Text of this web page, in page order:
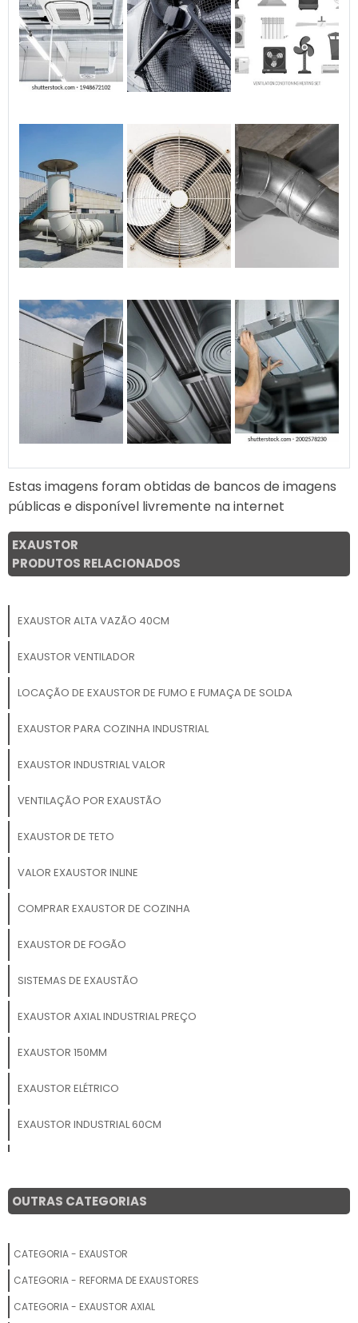
Estas imagens foram obtidas de bancos de imagens
públicas e disponível livremente na internet
EXAUSTOR
PRODUTOS RELACIONADOS
EXAUSTOR ALTA VAZÃO 40CM
EXAUSTOR VENTILADOR
LOCAÇÃO DE EXAUSTOR DE FUMO E FUMAÇA DE SOLDA
EXAUSTOR PARA COZINHA INDUSTRIAL
EXAUSTOR INDUSTRIAL VALOR
VENTILAÇÃO POR EXAUSTÃO
EXAUSTOR DE TETO
VALOR EXAUSTOR INLINE
COMPRAR EXAUSTOR DE COZINHA
EXAUSTOR DE FOGÃO
SISTEMAS DE EXAUSTÃO
EXAUSTOR AXIAL INDUSTRIAL PREÇO
EXAUSTOR 150MM
EXAUSTOR ELÉTRICO
EXAUSTOR INDUSTRIAL 60CM
EXAUSTOR EÓLICO PARA TELHADO
EXAUSTOR PARA FUMAÇA
OUTRAS CATEGORIAS
CATEGORIA - EXAUSTOR
CATEGORIA - REFORMA DE EXAUSTORES
CATEGORIA - EXAUSTOR AXIAL